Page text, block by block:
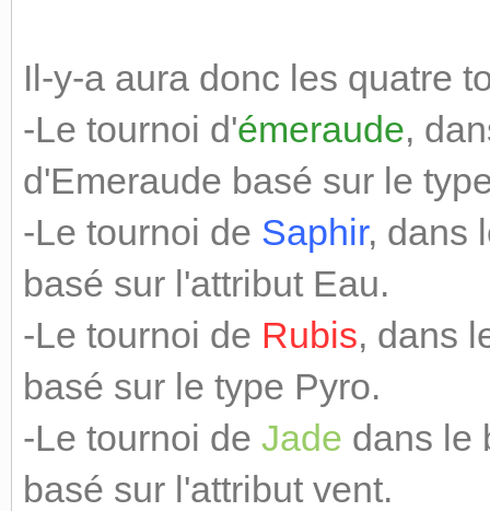
Il-y-a aura donc les quatre
-Le tournoi d'émeraude,
d'Emeraude basé sur le
-Le tournoi de Saphir, dans
basé sur l'attribut Eau.
-Le tournoi de Rubis, dans
basé sur le type Pyro.
-Le tournoi de Jade dans le
basé sur l'attribut vent.